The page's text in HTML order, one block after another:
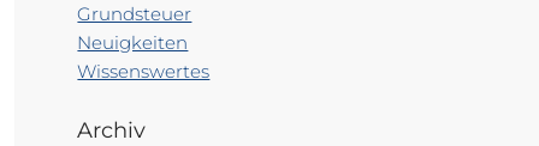
Grundsteuer
Neuigkeiten
Wissenswertes
Archiv